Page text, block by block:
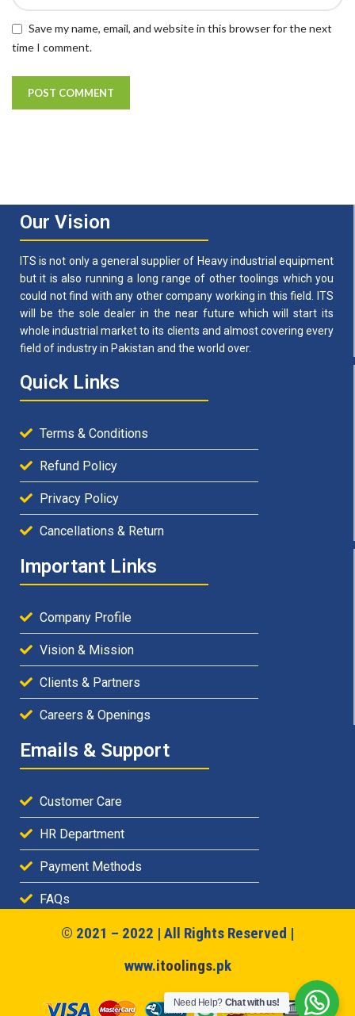
Save my name, email, and website in this browser for the next
time I comment.
Our Vision
ITS is not only a general supplier of Heavy industrial equipment
but it is also running a long range of other toolings which you
could not find with any other company working in this field. ITS
will be the sole dealer in the near future which will start its
whole industrial market to its clients and almost covering every
field of industry in Pakistan and the world over.
Quick Links
Terms & Conditions
Refund Policy
Privacy Policy
Cancellations & Return
Important Links
Company Profile
Vision & Mission
Clients & Partners
Careers & Openings
Emails & Support
Customer Care
HR Department
Payment Methods
FAQs
© 2021 – 2022 | All Rights Reserved |
www.itoolings.pk
Need Help?Chat with us!